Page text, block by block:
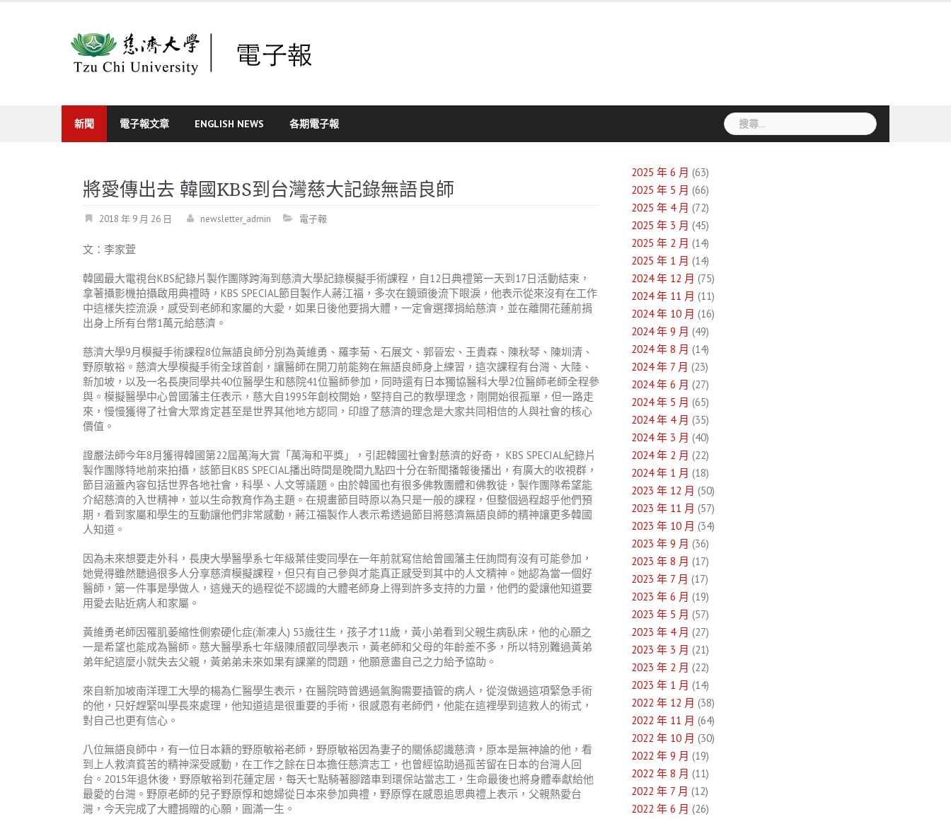
新聞 電子報文章 ENGLISH NEWS 各期電子報
搜
尋
將愛傳出去 韓國KBS到台灣慈大記錄無語良師
2018 年 9 月 26 日 newsletter_admin 電子報
文：李家萓
韓國最大電視台KBS紀錄片製作團隊跨海到慈濟大學記錄模擬手術課程，自12日典禮第一天到17日活動結束，
拿著攝影機拍攝啟用典禮時，KBS SPECIAL節目製作人蔣江福，多次在鏡頭後流下眼淚，他表示從來沒有在工作
中這樣失控流淚，感受到老師和家屬的大愛，如果日後他要捐大體，一定會選擇捐給慈濟，並在離開花蓮前捐
出身上所有台幣1萬元給慈濟。
慈濟大學9月模擬手術課程8位無語良師分別為黃維勇、羅李菊、石展文、郭晉宏、王貴森、陳秋琴、陳圳清、
野原敏裕。慈濟大學模擬手術全球首創，讓醫師在開刀前能夠在無語良師身上練習，這次課程有台灣、大陸、
新加坡，以及一名長庚同學共40位醫學生和慈院41位醫師參加，同時還有日本獨協醫科大學2位醫師老師全程參
與。模擬醫學中心曾國藩主任表示，慈大自1995年創校開始，堅持自己的教學理念，剛開始很孤單，但一路走
來，慢慢獲得了社會大眾肯定甚至是世界其他地方認同，印證了慈濟的理念是大家共同相信的人與社會的核心
價值。
證嚴法師今年8月獲得韓國第22屆萬海大賞「萬海和平獎」，引起韓國社會對慈濟的好奇， KBS SPECIAL紀錄片
製作團隊特地前來拍攝，該節目KBS SPECIAL播出時間是晚間九點四十分在新聞播報後播出，有廣大的收視群，
節目涵蓋內容包括世界各地社會，科學、人文等議題。由於韓國也有很多佛教團體和佛教徒，製作團隊希望能
介紹慈濟的入世精神，並以生命教育作為主題。在規畫節目時原以為只是一般的課程，但整個過程超乎他們預
期，看到家屬和學生的互動讓他們非常感動，蔣江福製作人表示希透過節目將慈濟無語良師的精神讓更多韓國
人知道。
因為未來想要走外科，長庚大學醫學系七年級葉佳雯同學在一年前就寫信給曾國藩主任詢問有沒有可能參加，
她覺得雖然聽過很多人分享慈濟模擬課程，但只有自己參與才能真正感受到其中的人文精神。她認為當一個好
醫師，第一件事是學做人，這幾天的過程從不認識的大體老師身上得到許多支持的力量，他們的愛讓他知道要
用愛去貼近病人和家屬。
黃維勇老師因罹肌萎縮性側索硬化症(漸凍人) 53歲往生，孩子才11歲，黃小弟看到父親生病臥床，他的心願之
一是希望也能成為醫師。慈大醫學系七年級陳頎叡同學表示，黃老師和父母的年齡差不多，所以特別難過黃弟
弟年紀這麼小就失去父親，黃弟弟未來如果有課業的問題，他願意盡自己之力給予協助。
來自新加坡南洋理工大學的楊為仁醫學生表示，在醫院時曾遇過氣胸需要插管的病人，從沒做過這項緊急手術
的他，只好趕緊叫學長來處理，他知道這是很重要的手術，很感恩有老師們，他能在這裡學到這救人的術式，
對自己也更有信心。
八位無語良師中，有一位日本籍的野原敏裕老師，野原敏裕因為妻子的關係認識慈濟，原本是無神論的他，看
到上人救濟貧苦的精神深受感動，在工作之餘在日本擔任慈濟志工，也曾經協助過孤苦留在日本的台灣人回
台。2015年退休後，野原敏裕到花蓮定居，每天七點騎著腳踏車到環保站當志工，生命最後也將身體奉獻給他
最愛的台灣。野原老師的兒子野原惇和媳婦從日本來參加典禮，野原惇在感恩追思典禮上表示，父親熱愛台
灣，今天完成了大體捐贈的心願，圓滿一生。
2025 年 6 月 (63)
2025 年 5 月 (66)
2025 年 4 月 (72)
2025 年 3 月 (45)
2025 年 2 月 (14)
2025 年 1 月 (14)
2024 年 12 月 (75)
2024 年 11 月 (11)
2024 年 10 月 (16)
2024 年 9 月 (49)
2024 年 8 月 (14)
2024 年 7 月 (23)
2024 年 6 月 (27)
2024 年 5 月 (65)
2024 年 4 月 (35)
2024 年 3 月 (40)
2024 年 2 月 (22)
2024 年 1 月 (18)
2023 年 12 月 (50)
2023 年 11 月 (57)
2023 年 10 月 (34)
2023 年 9 月 (36)
2023 年 8 月 (17)
2023 年 7 月 (17)
2023 年 6 月 (19)
2023 年 5 月 (57)
2023 年 4 月 (27)
2023 年 3 月 (21)
2023 年 2 月 (22)
2023 年 1 月 (14)
2022 年 12 月 (38)
2022 年 11 月 (64)
2022 年 10 月 (30)
2022 年 9 月 (19)
2022 年 8 月 (11)
2022 年 7 月 (12)
2022 年 6 月 (26)